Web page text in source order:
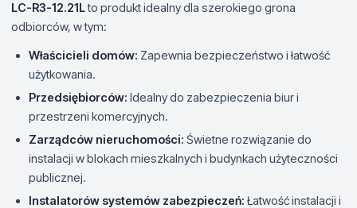
LC-R3-12.21Lto produkt idealny dla szerokiego grona
odbiorców, w tym:
Właścicieli domów: Zapewnia bezpieczeństwo i łatwość
użytkowania.
Przedsiębiorców: Idealny do zabezpieczenia biur i
przestrzeni komercyjnych.
Zarządców nieruchomości: Świetne rozwiązanie do
instalacji w blokach mieszkalnych i budynkach użyteczności
publicznej.
Instalatorów systemów zabezpieczeń: Łatwość instalacji i